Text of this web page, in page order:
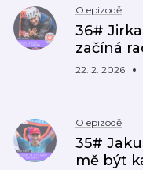
O epizodě
36#
začíná
22. 2. 2026
O epizodě
35#
mě být